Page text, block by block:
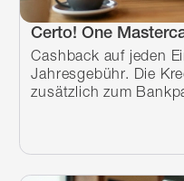
Certo! One
Cashback auf jeden
Jahresgebühr. Die
zusätzlich zum